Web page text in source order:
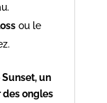
ou le
un
ongles